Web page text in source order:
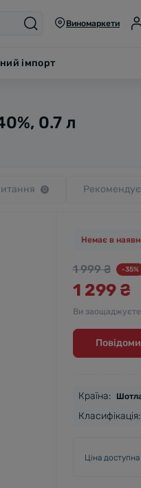
Виномаркети
імпорт
0.7 л
0
Немає в
1 999 ₴ -35%
1 299 ₴
Ви
Країна:
Класифікація:
Ціна